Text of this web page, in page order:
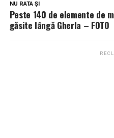
NU RATA ȘI
Peste 140 de elemente de
găsite lângă Gherla – FOTO